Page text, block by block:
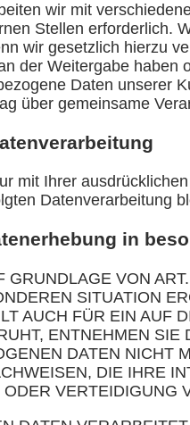
wir mit
Stellen erforderlich.
wir gesetzlich hierzu
der Weitergabe
Daten unserer
über gemeinsame
mit Ihrer
Datenverarbeitung
in
VON
SITUATION
AUCH FÜR EIN AUF
ENTNEHMEN
DATEN NICHT
DIE IHRE